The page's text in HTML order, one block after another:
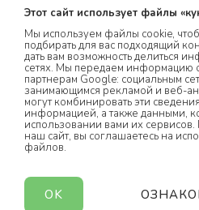
womanshop.lv
womanshop.lv (NAIL)
womanshop.lv (KOREA)
created by
Этот сайт использует файлы
Мы используем файлы cookie,
подбирать для вас подходящий
дать вам возможность делиться
сетях. Мы передаем информацию
партнерам Google: социальным
занимающимся рекламой и веб-
могут комбинировать эти
информацией, а также данными,
использовании вами их
наш сайт, вы соглашаетесь на
файлов.
OK